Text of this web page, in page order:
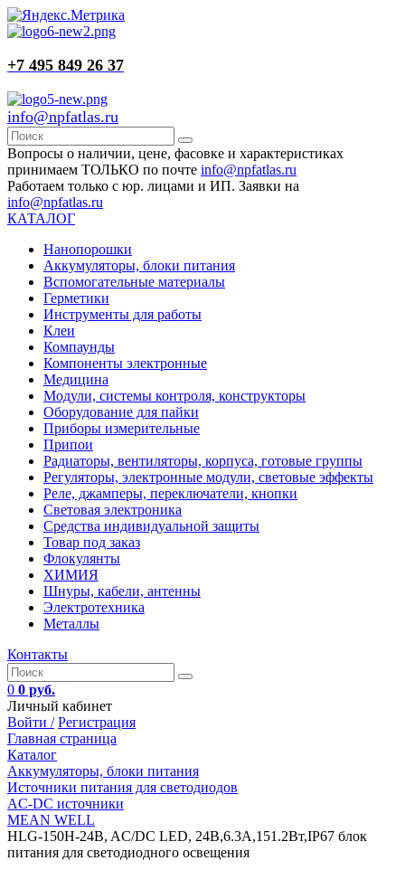
+7 495 849 26 37
info@npfatlas.ru
Вопросы о наличии, цене, фасовке и характеристиках
принимаем ТОЛЬКО по почте info@npfatlas.ru
Работаем только с юр. лицами и ИП. Заявки на
info@npfatlas.ru
КАТАЛОГ
Нанопорошки
Аккумуляторы, блоки питания
Вспомогательные материалы
Герметики
Инструменты для работы
Клеи
Компаунды
Компоненты электронные
Медицина
Модули, системы контроля, конструкторы
Оборудование для пайки
Приборы измерительные
Припои
Радиаторы, вентиляторы, корпуса, готовые группы
Регуляторы, электронные модули, световые эффекты
Реле, джамперы, переключатели, кнопки
Световая электроника
Средства индивидуальной защиты
Товар под заказ
Флокулянты
ХИМИЯ
Шнуры, кабели, антенны
Электротехника
Металлы
Контакты
0 0 руб.
Личный кабинет
Войти / Регистрация
Главная страница
Каталог
Аккумуляторы, блоки питания
Источники питания для светодиодов
AC-DC источники
MEAN WELL
HLG-150H-24B, AC/DC LED, 24В,6.3А,151.2Вт,IP67 блок
питания для светодиодного освещения